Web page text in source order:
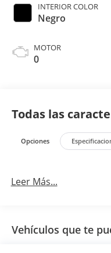
INTERIOR COLOR
Negro
MOTOR
0
Todas las
Opciones
Leer Más...
Vehículos que te